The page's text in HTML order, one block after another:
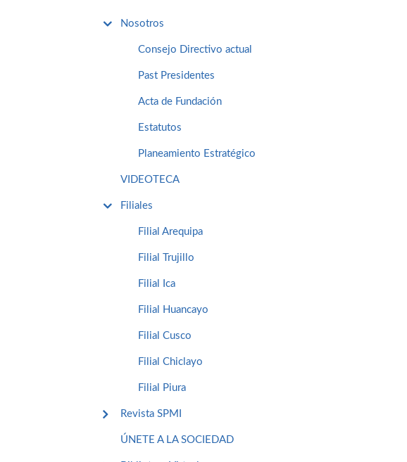
Nosotros
Consejo Directivo actual
Past Presidentes
Acta de Fundación
Estatutos
Planeamiento Estratégico
VIDEOTECA
Filiales
Filial Arequipa
Filial Trujillo
Filial Ica
Filial Huancayo
Filial Cusco
Filial Chiclayo
Filial Piura
Revista SPMI
ÚNETE A LA SOCIEDAD